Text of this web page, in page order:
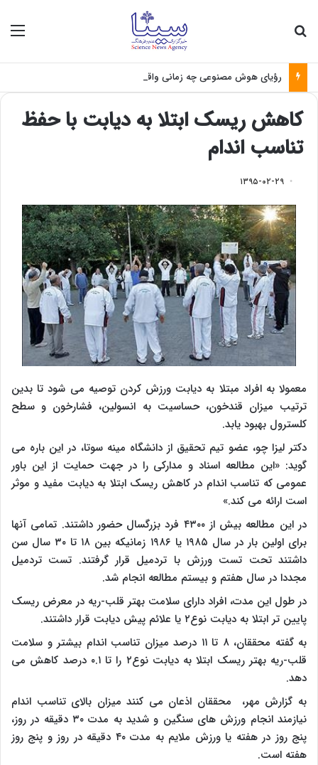
رؤیای هوش مصنوعی چه زمانی واقعی می‌شود؟
کاهش ریسک ابتلا به دیابت با حفظ
تناسب اندام
۱۳۹۵-۰۲-۲۹
معمولا به افراد مبتلا به دیابت ورزش کردن توصیه می شود تا بدین
ترتیب میزان قندخون، حساسیت به انسولین، فشارخون و سطح
کلسترول بهبود یابد.
دکتر لیزا چو، عضو تیم تحقیق از دانشگاه مینه سوتا، در این باره می
گوید: «این مطالعه اسناد و مدارکی را در جهت حمایت از این باور
عمومی که تناسب اندام در کاهش ریسک ابتلا به دیابت مفید و موثر
است ارائه می کند.»
در این مطالعه بیش از ۴۳۰۰ فرد بزرگسال حضور داشتند. تمامی آنها
برای اولین بار در سال ۱۹۸۵ یا ۱۹۸۶ زمانیکه بین ۱۸ تا ۳۰ سال سن
داشتند تحت تست ورزش با تردمیل قرار گرفتند. تست تردمیل
مجددا در سال هفتم و بیستم مطالعه انجام شد.
در طول این مدت، افراد دارای سلامت بهتر قلب-ریه در معرض ریسک
پایین تر ابتلا به دیابت نوع۲ یا علائم پیش دیابت قرار داشتند.
به گفته محققان، ۸ تا ۱۱ درصد میزان تناسب اندام بیشتر و سلامت
قلب-ریه بهتر ریسک ابتلا به دیابت نوع۲ را تا ۰.۱ درصد کاهش می
دهد.
به گزارش مهر، محققان اذعان می کنند میزان بالای تناسب اندام
نیازمند انجام ورزش های سنگین و شدید به مدت ۳۰ دقیقه در روز،
پنج روز در هفته یا ورزش ملایم به مدت ۴۰ دقیقه در روز و پنج روز
هفته است.